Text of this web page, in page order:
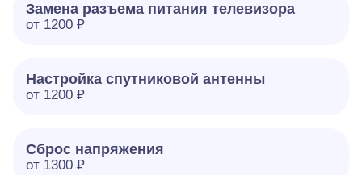
Замена разъема питания телевизора
от 1200 ₽
Настройка спутниковой антенны
от 1200 ₽
Сброс напряжения
от 1300 ₽